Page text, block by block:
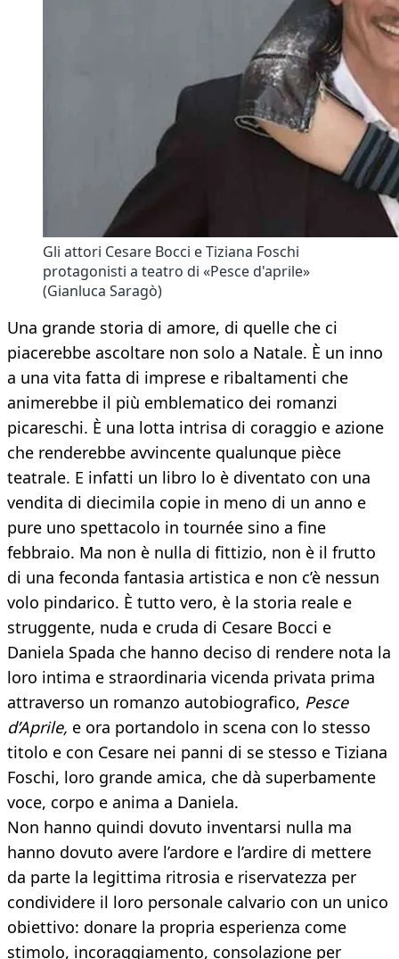
Gli attori Cesare Bocci e Tiziana Foschi
protagonisti a teatro di «Pesce d'aprile»
(Gianluca Saragò)
Una grande storia di amore, di quelle che ci
piacerebbe ascoltare non solo a Natale. È un inno
a una vita fatta di imprese e ribaltamenti che
animerebbe il più emblematico dei romanzi
picareschi. È una lotta intrisa di coraggio e azione
che renderebbe avvincente qualunque pièce
teatrale. E infatti un libro lo è diventato con una
vendita di diecimila copie in meno di un anno e
pure uno spettacolo in tournée sino a fine
febbraio. Ma non è nulla di fittizio, non è il frutto
di una feconda fantasia artistica e non c’è nessun
volo pindarico. È tutto vero, è la storia reale e
struggente, nuda e cruda di Cesare Bocci e
Daniela Spada che hanno deciso di rendere nota la
loro intima e straordinaria vicenda privata prima
attraverso un romanzo autobiografico, Pesce
d’Aprile, e ora portandolo in scena con lo stesso
titolo e con Cesare nei panni di se stesso e Tiziana
Foschi, loro grande amica, che dà superbamente
voce, corpo e anima a Daniela.
Non hanno quindi dovuto inventarsi nulla ma
hanno dovuto avere l’ardore e l’ardire di mettere
da parte la legittima ritrosia e riservatezza per
condividere il loro personale calvario con un unico
obiettivo: donare la propria esperienza come
stimolo, incoraggiamento, consolazione per